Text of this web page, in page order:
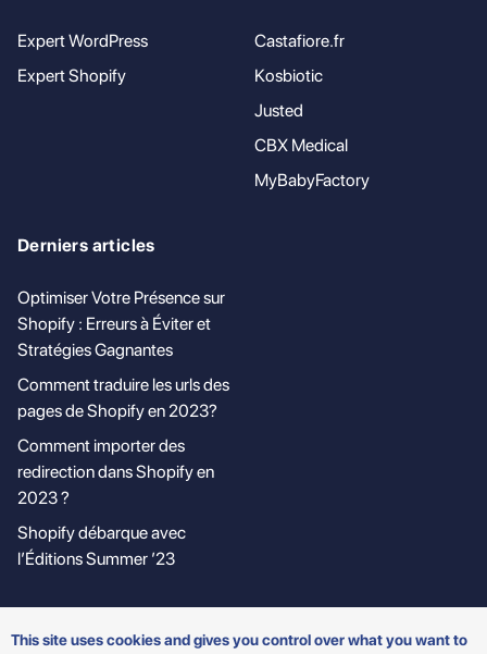
Expert WordPress
Expert Shopify
Castafiore.fr
Kosbiotic
Justed
CBX Medical
MyBabyFactory
Derniers articles
Optimiser Votre Présence sur
Shopify : Erreurs à Éviter et
Stratégies Gagnantes
Comment traduire les urls des
pages de Shopify en 2023?
Comment importer des
redirection dans Shopify en
2023 ?
Shopify débarque avec
l’Éditions Summer ’23
Made with ❤️ by Tony RICHER
This site uses cookies and gives you control over what you want to